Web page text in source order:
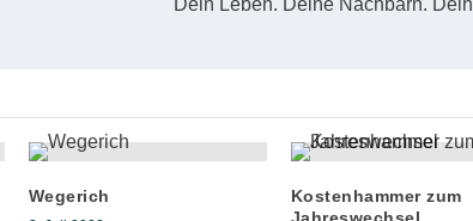
Wegerich
Kostenhammer zum
Jahreswechsel